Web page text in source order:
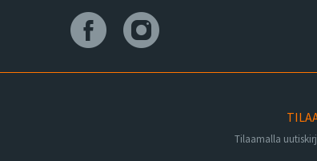
Tilaamalla